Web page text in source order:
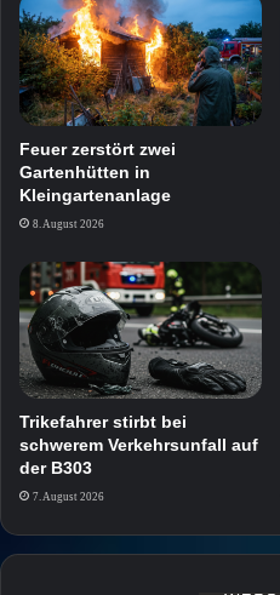
Feuer zerstört zwei
Gartenhütten in
Kleingartenanlage
8. August 2026
Trikefahrer stirbt bei
schwerem Verkehrsunfall auf
der B303
7. August 2026